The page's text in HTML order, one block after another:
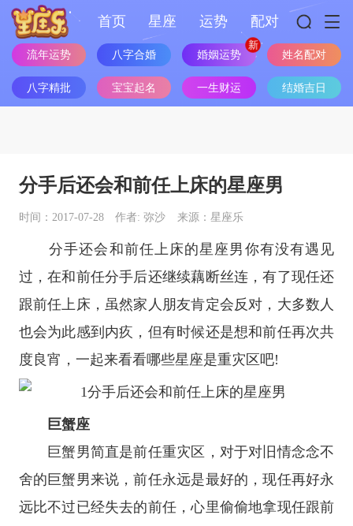
首页 星座 运势 配对
流年运势 八字合婚 婚姻运势 姓名配对
八字精批 宝宝起名 一生财运 结婚吉日
分手后还会和前任上床的星座男
时间：2017-07-28 作者: 弥沙 来源：星座乐
分手还会和前任上床的星座男你有没有遇见
过，在和前任分手后还继续藕断丝连，有了现任还
跟前任上床，虽然家人朋友肯定会反对，大多数人
也会为此感到内疚，但有时候还是想和前任再次共
度良宵，一起来看看哪些星座是重灾区吧!
巨蟹座
巨蟹男简直是前任重灾区，对于对旧情念念不
舍的巨蟹男来说，前任永远是最好的，现任再好永
远比不过已经失去的前任，心里偷偷地拿现任跟前